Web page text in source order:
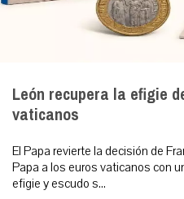
León recupera la efigie
vaticanos
El Papa revierte la decisión de
Papa a los euros vaticanos con
efigie y escudo s...